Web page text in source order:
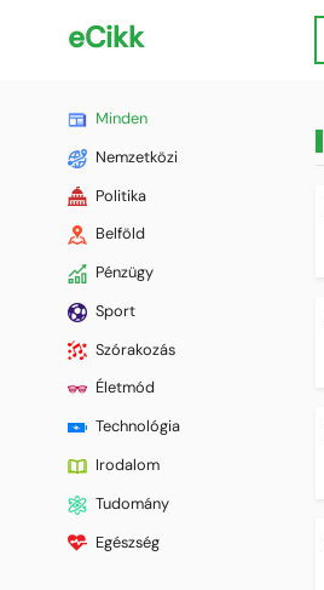
eCikk
Minden
Nemzetközi
Politika
Belföld
Pénzügy
Sport
Szórakozás
Életmód
Technológia
Irodalom
Tudomány
Egészség